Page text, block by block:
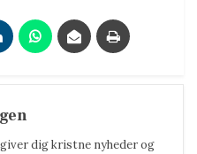
dig kristne nyheder og